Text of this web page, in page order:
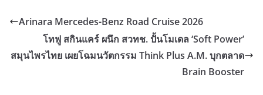
Arinara Mercedes-Benz Road Cruise 2026
โทฟู สกินแคร์ ผนึก สวทช. ปั้นโมเดล ‘Soft Power’
สมุนไพรไทย เผยโฉมนวัตกรรม Think Plus A.M. บุกตลาด
Brain Booster